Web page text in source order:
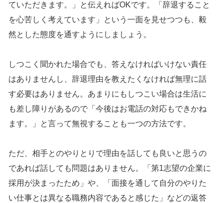
ていただきます。」と伝えればOKです。「辞退すること
を心苦しく考えています」という一面を見せつつも、毅
然とした態度を通すようにしましょう。
しつこく聞かれた場合でも、答えなければいけない責任
はありませんし、辞退理由を教えたくなければ無理に話
す必要はありません。あまりにもしつこい場合は生活に
も差し障りがあるので「今後はお電話の対応もできかね
ます。」と言って無視することも一つの方法です。
ただ、相手とのやりとりで理由を話しても良いと思うの
であれば話しても問題はありません。「第1志望の企業に
採用が決まったため」や、「面接を通して自分のやりた
い仕事とは異なる職務内容であると感じた」などの返答